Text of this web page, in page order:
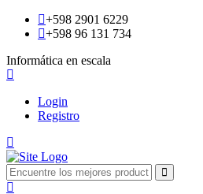
+598 2901 6229
+598 96 131 734
Informática en escala
Login
Registro